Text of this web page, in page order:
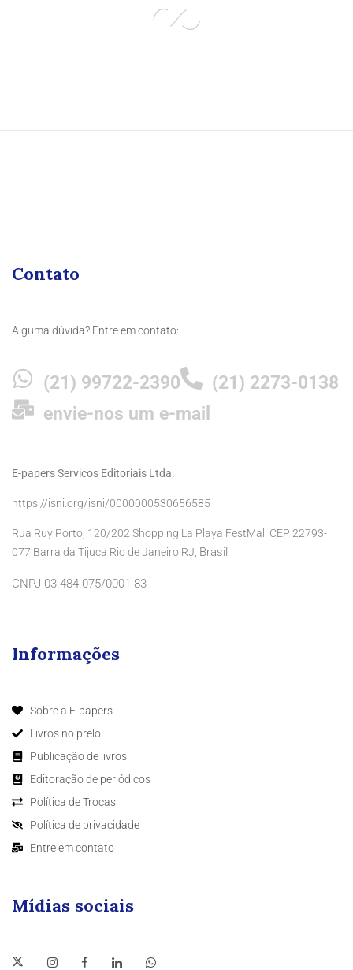
Contato
Alguma dúvida? Entre em contato:
(21) 99722-2390
(21) 2273-0138
envie-nos um e-mail
E-papers Servicos Editoriais Ltda.
https://isni.org/isni/0000000530656585
Rua Ruy Porto, 120/202 Shopping La Playa FestMall CEP 22793-
077 Barra da Tijuca Rio de Janeiro RJ, Brasil
CNPJ 03.484.075/0001-83
Informações
Sobre a E-papers
Livros no prelo
Publicação de livros
Editoração de periódicos
Política de Trocas
Política de privacidade
Entre em contato
Mídias sociais